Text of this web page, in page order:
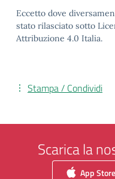
Eccetto dove
stato rilasciato sotto
Attribuzione 4.0 Italia.
Stampa / Condividi
Scarica la
App Store